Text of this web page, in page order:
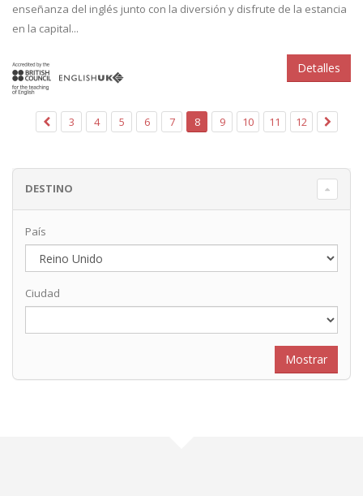
enseñanza del inglés junto con la diversión y disfrute de la estancia
en la capital...
Detalles
3 4 5 6 7 8 9 10 11 12
DESTINO
País
Ciudad